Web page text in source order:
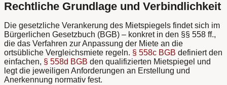
Rechtliche Grundlage und Verbindlichkeit
Die gesetzliche Verankerung des Mietspiegels findet sich im
Bürgerlichen Gesetzbuch (BGB) – konkret in den §§ 558 ff.,
die das Verfahren zur Anpassung der Miete an die
ortsübliche Vergleichsmiete regeln. § 558c BGB definiert den
einfachen, § 558d BGB den qualifizierten Mietspiegel und
legt die jeweiligen Anforderungen an Erstellung und
Anerkennung normativ fest.